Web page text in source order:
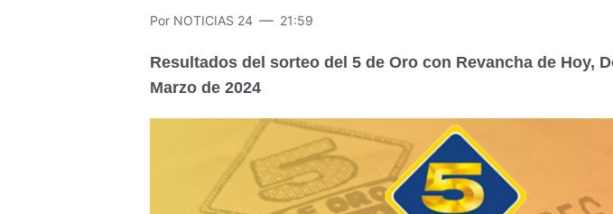
Por NOTICIAS 24 21:59
Resultados del sorteo del 5 de Oro con Revancha de Hoy,
Marzo de 2024